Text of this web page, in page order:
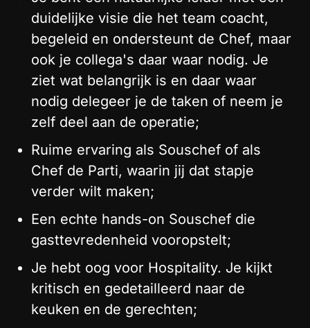
duidelijke visie die het team coacht,
begeleid en ondersteunt de Chef, maar
ook je collega's daar waar nodig. Je
ziet wat belangrijk is en daar waar
nodig delegeer je de taken of neem je
zelf deel aan de operatie;
Ruime ervaring als Souschef of als
Chef de Parti, waarin jij dat stapje
verder wilt maken;
Een echte hands-on Souschef die
gasttevredenheid vooropstelt;
Je hebt oog voor Hospitality. Je kijkt
kritisch en gedetailleerd naar de
keuken en de gerechten;